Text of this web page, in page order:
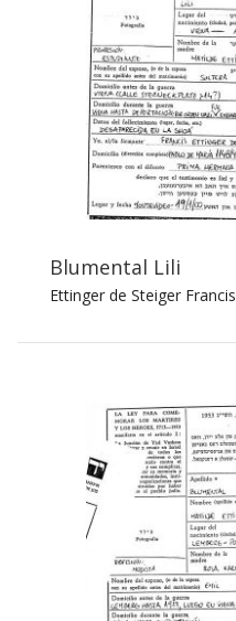
Blumental Lili
Ettinger de Steiger Francis